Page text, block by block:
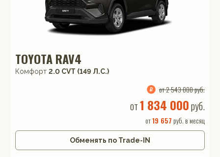
TOYOTA RAV4
Комфорт 2.0 CVT (149 Л.С.)
от 2 543 000 руб.
от1 834 000руб.
от19 657 руб. в месяц
Обменять по Trade-IN